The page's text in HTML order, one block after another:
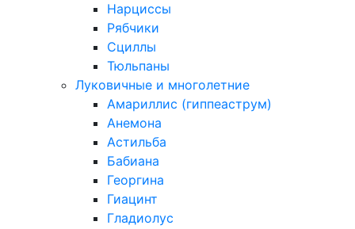
Нарциссы
Рябчики
Сциллы
Тюльпаны
Луковичные и многолетние
Амариллис (гиппеаструм)
Анемона
Астильба
Бабиана
Георгина
Гиацинт
Гладиолус